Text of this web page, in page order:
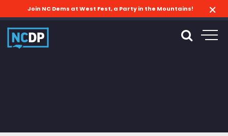
Join NC Dems at West Fest, a Party in the Mountains!